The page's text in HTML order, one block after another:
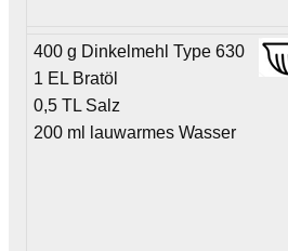
400 g Dinkelmehl Type 630
1 EL Bratöl
0,5 TL Salz
200 ml lauwarmes Wasser